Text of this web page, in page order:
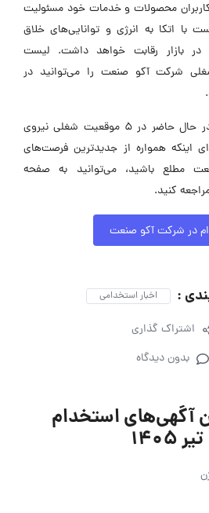
کاربران محصولات و خدمات خود مسئولیت
با اتکا به انرژی و توانایی‌های خلاق
در بازار رقابت خواهد داشت. لیست
شرکت آکو صنعت را می‌توانید در
شرکت آکو صنعت در حال حاضر در ۵ موقعیت شغلی نیروی
اینکه همواره از جدیدترین فرصت‌های
مطلع باشید، می‌توانید به صفحه
کنید.
در شرکت آکو صنعت
: اخبار استخدامی
اشتراک گذاری
بدون دیدگاه
آگهی‌های استخدام